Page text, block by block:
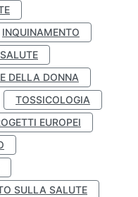
INQUINAMENTO
DELLA DONNA
TOSSICOLOGIA
EUROPEI
SULLA SALUTE